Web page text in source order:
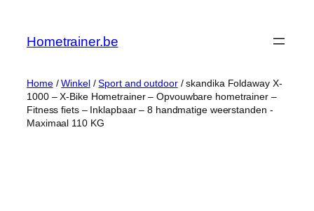
Hometrainer.be
Home/Winkel/Sport and outdoor/ skandika Foldaway X-
1000 – X-Bike Hometrainer – Opvouwbare hometrainer –
Fitness fiets – Inklapbaar – 8 handmatige weerstanden -
Maximaal 110 KG